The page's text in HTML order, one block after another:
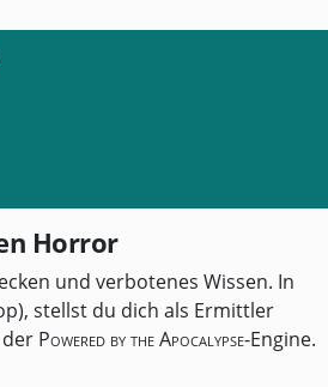
Horror
und verbotenes Wissen. In
stellst du dich als Ermittler
Powered by the Apocalypse-Engine.